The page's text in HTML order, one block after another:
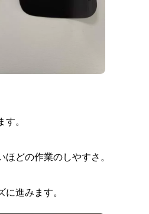
。
ほどの作業のしやすさ。
進みます。